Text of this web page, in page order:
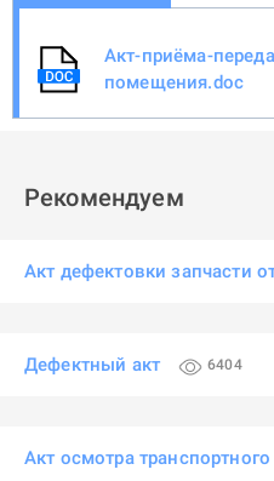
Акт-приёма-
помещения.doc
Рекомендуем
Акт дефектовки запчасти
Дефектный акт 6404
Акт осмотра транспортного